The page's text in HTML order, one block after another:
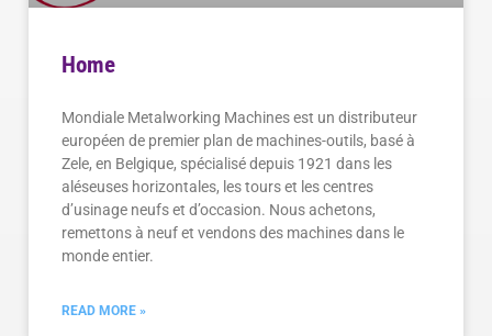
Home
Mondiale Metalworking Machines est un distributeur
européen de premier plan de machines-outils, basé à
Zele, en Belgique, spécialisé depuis 1921 dans les
aléseuses horizontales, les tours et les centres
d’usinage neufs et d’occasion. Nous achetons,
remettons à neuf et vendons des machines dans le
monde entier.
READ MORE »